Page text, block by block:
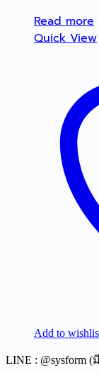
Read more
Quick View
Add to
LINE : @sysform